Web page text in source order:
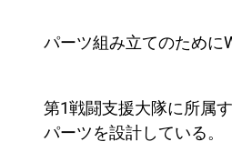
パーツ組み立てのために
第1戦闘支援大隊に所属
パーツを設計している。